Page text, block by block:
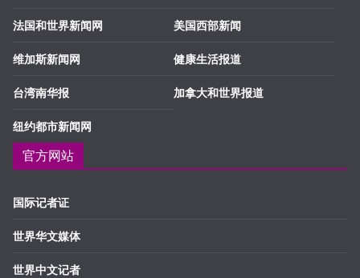
法国和世界新闻网
维加斯新闻网
台湾南华报
纽约都市新闻网
美国西部新闻
健康生活报道
加拿大和世界报道
官方网站
国际记者证
世界华文媒体
世界中文记者